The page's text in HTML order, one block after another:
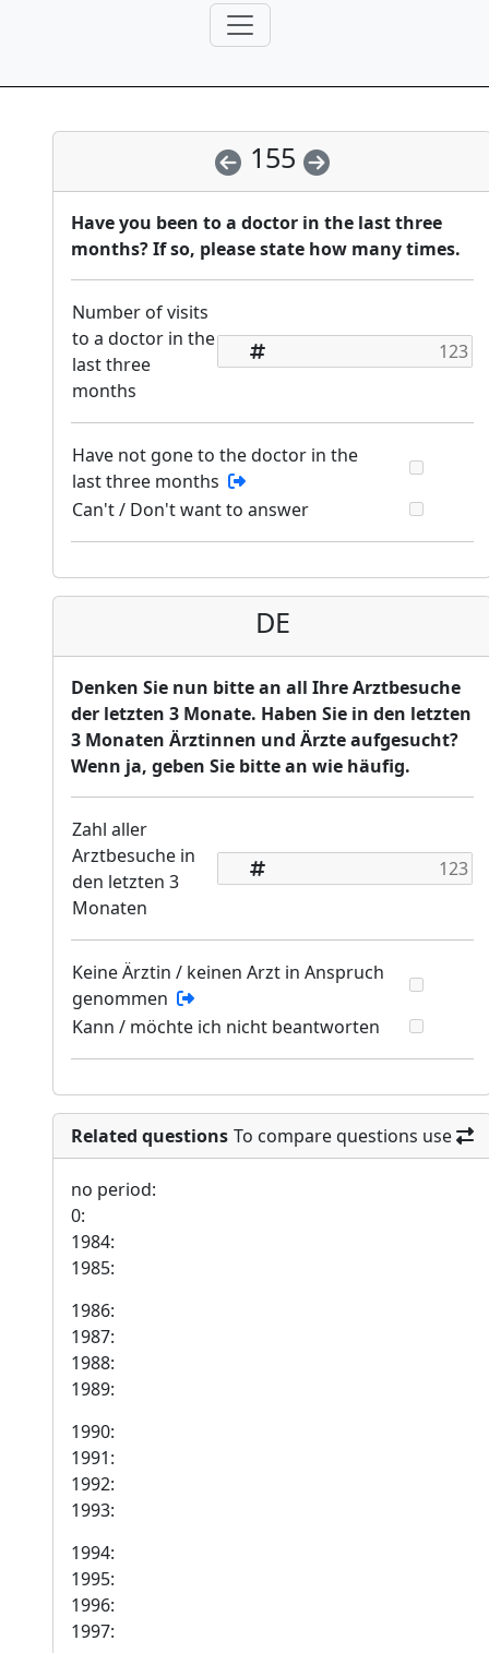
155
Have you been to a doctor in the last three
months? If so, please state how many times.
Number of visits
to a doctor in the
last three
months
Have not gone to the doctor in the
last three months
Can't / Don't want to answer
DE
Denken Sie nun bitte an all Ihre Arztbesuche
der letzten 3 Monate. Haben Sie in den letzten
3 Monaten Ärztinnen und Ärzte aufgesucht?
Wenn ja, geben Sie bitte an wie häufig.
Zahl aller
Arztbesuche in
den letzten 3
Monaten
Keine Ärztin / keinen Arzt in Anspruch
genommen
Kann / möchte ich nicht beantworten
Related questions To compare questions use
no period:
0:
1984:
1985:
1986:
1987:
1988:
1989:
1990:
1991:
1992:
1993:
1994:
1995:
1996:
1997: